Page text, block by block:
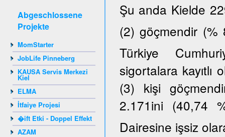
Abgeschlossene
Projekte
MomStarter
JobLife Pinneberg
KAUSA Servis Merkezi
Kiel
ELMA
İtfaiye Projesi
�ift Etki - Doppel Effekt
AZAM
Şu anda Kielde
(2) göçmendir (%
Türkiye
sigortalara
(3) kişi
2.171ini (40,74
Dairesine işsiz